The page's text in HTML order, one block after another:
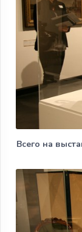
Всего на